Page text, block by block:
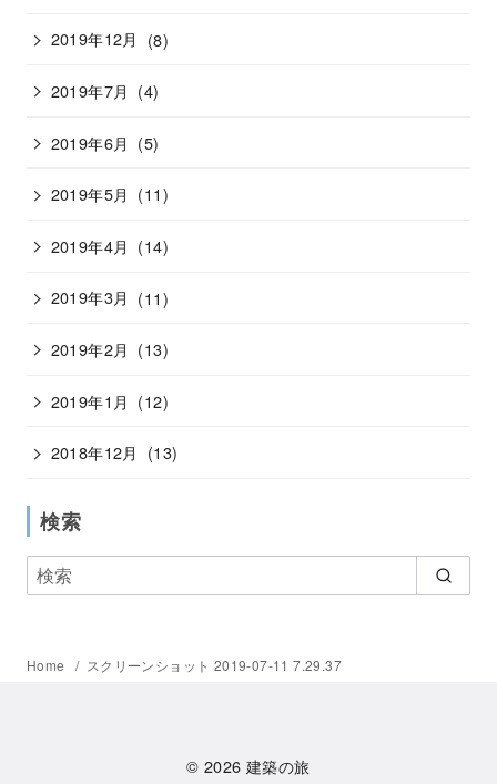
2019年12月 (8)
2019年7月 (4)
2019年6月 (5)
2019年5月 (11)
2019年4月 (14)
2019年3月 (11)
2019年2月 (13)
2019年1月 (12)
2018年12月 (13)
検索
Home スクリーンショット 2019-07-11 7.29.37
© 2026建築の旅